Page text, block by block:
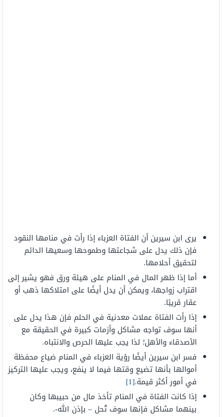
يرى ابن سيرين أن الفتاة العزباء إذا رأت في منامها النقود
فإن ذلك يدل على شجاعتها وطموحها وسعيها الدائم
لتحقيق أحلامها.
أما إذا ظهر المال في المنام على هيئة ورق فهو يشير إلى
اقتراب زواجها، ويمكن أن يدل أيضًا على امتلاكها ذهب أو
عقار قريبًا.
إذا رأت الفتاة عملات معدنية في الحلم فإن هذا يدل على
أنها سوف تواجه مشاكل وأزمات كبيرة في الحقيقة مع
الأصدقاء والأهل؛ لذا يجب عليها الحرص والانتباه.
فسر ابن سيرين أيضًا رؤية العزباء في المنام ضياع محفظة
أموالها بأنها تضيع وقتها فيما لا ينفع، ويجب عليها التركيز
في أمور أكثر قيمة.[1]
إذا كانت الفتاة في المنام تأخذ مال من حبيبها وكان
بينهما مشاكل فإنها سوف تُحل – بإذن الله-.